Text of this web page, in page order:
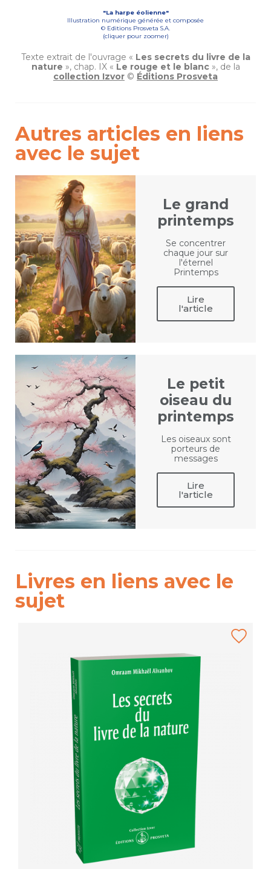
"La harpe éolienne"
Illustration numérique générée et composée
© Editions Prosveta S.A.
(cliquer pour zoomer)
Texte extrait de l'ouvrage « Les secrets du livre de la
nature »,chap. IX « Le rouge et le blanc», de la
collection Izvor © Éditions Prosveta
Autres articles en liens
avec le sujet
Le grand
printemps
Se concentrer
chaque jour sur
l'éternel
Printemps
Lire
l'article
Le petit
oiseau du
printemps
Les oiseaux sont
porteurs de
messages
Lire
l'article
Livres en liens avec le
sujet